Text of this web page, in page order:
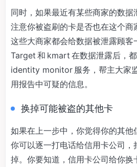
同时，如果最近有某些商家的数据
注意你被盗刷的卡是否也在这个商
这些大商家都会给数据被泄露顾客
Target 和 kmart 在数据泄露后，
identity monitor 服务，帮主大家
用报告中可疑的信息。
换掉可能被盗的其他卡
如果在上一步中，你觉得你的其他
你可以逐一打电话给信用卡公司，
掉。你要知道，信用卡公司给你换